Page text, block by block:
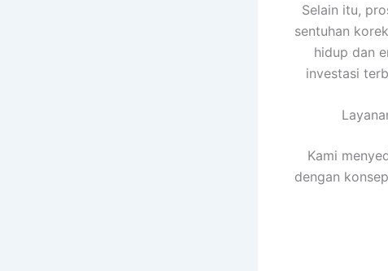
Selain itu,
sentuhan
hidup dan
investasi
Kami
dengan